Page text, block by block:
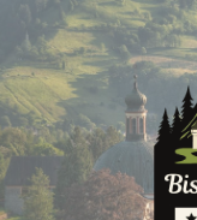
content